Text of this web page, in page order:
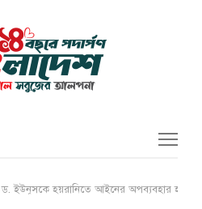
ড. ইউনূসকে হয়রানিতে আইনের অপব্যবহার হতে